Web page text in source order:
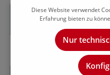
10188232
(172-B11-20-A)
A
A
Diese Website verwendet
Erfahrung bieten zu
Nur